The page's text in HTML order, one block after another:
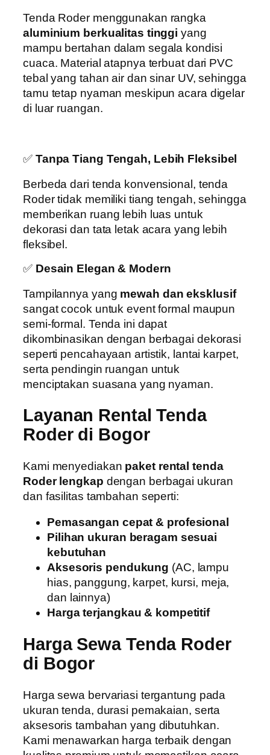
Tenda Roder menggunakan rangka
aluminium berkualitas tinggi yang
mampu bertahan dalam segala kondisi
cuaca. Material atapnya terbuat dari PVC
tebal yang tahan air dan sinar UV, sehingga
tamu tetap nyaman meskipun acara digelar
di luar ruangan.
✅ Tanpa Tiang Tengah, Lebih Fleksibel
Berbeda dari tenda konvensional, tenda
Roder tidak memiliki tiang tengah, sehingga
memberikan ruang lebih luas untuk
dekorasi dan tata letak acara yang lebih
fleksibel.
✅ Desain Elegan & Modern
Tampilannya yang mewah dan eksklusif
sangat cocok untuk event formal maupun
semi-formal. Tenda ini dapat
dikombinasikan dengan berbagai dekorasi
seperti pencahayaan artistik, lantai karpet,
serta pendingin ruangan untuk
menciptakan suasana yang nyaman.
Layanan Rental Tenda
Roder di Bogor
Kami menyediakan paket rental tenda
Roder lengkap dengan berbagai ukuran
dan fasilitas tambahan seperti:
Pemasangan cepat & profesional
Pilihan ukuran beragam sesuai
kebutuhan
Aksesoris pendukung (AC, lampu
hias, panggung, karpet, kursi, meja,
dan lainnya)
Harga terjangkau & kompetitif
Harga Sewa Tenda Roder
di Bogor
Harga sewa bervariasi tergantung pada
ukuran tenda, durasi pemakaian, serta
aksesoris tambahan yang dibutuhkan.
Kami menawarkan harga terbaik dengan